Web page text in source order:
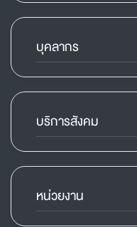
บุคลากร
บริการสังคม
หน่วยงาน